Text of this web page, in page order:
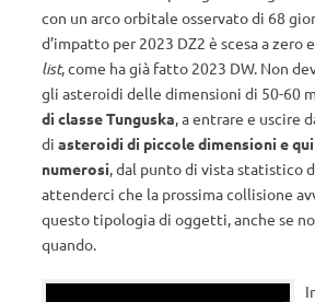
con un arco orbitale osservato di 68
d’impatto per 2023 DZ2 è scesa a zero
list, come ha già fatto 2023 DW. Non
gli asteroidi delle dimensioni di 50-60
di classe Tunguska, a entrare e uscire
di asteroidi di piccole dimensioni e
numerosi, dal punto di vista statistico
attenderci che la prossima collisione
questo tipologia di oggetti, anche se
quando.